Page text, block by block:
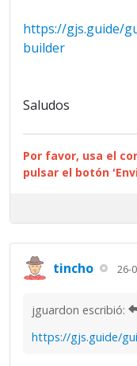
https://gjs.guide/
builder
Saludos
Por favor, usa el
pulsar el botón
tincho 26-
jguardon escribió:
https://gjs.guide/